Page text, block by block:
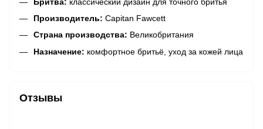
Производитель: Capitan Fawcett
Страна производства: Великобритания
Назначение: комфортное бритьё, уход за кожей лица
Отзывы